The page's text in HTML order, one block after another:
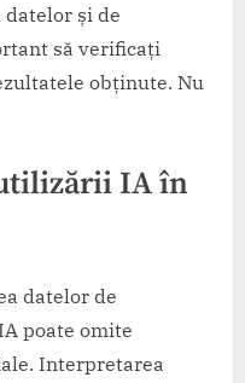
și de
să verificați
obținute. Nu
IA în
datelor de
poate omite
Interpretarea